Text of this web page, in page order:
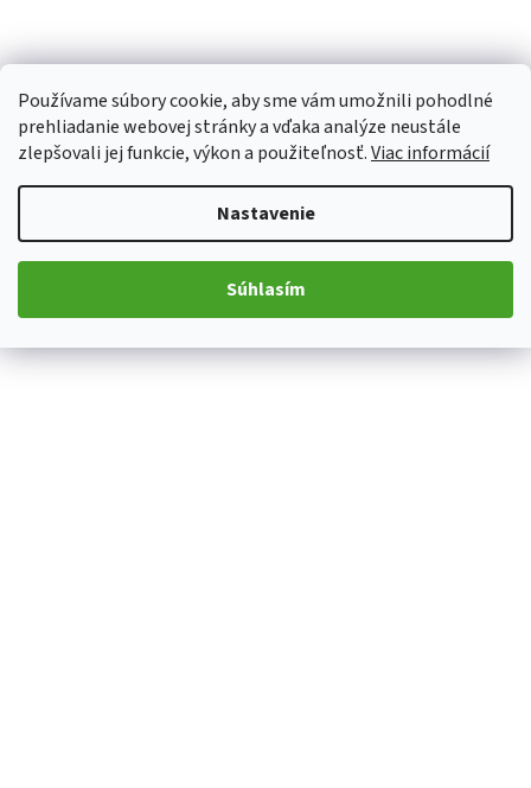
Používame súbory cookie, aby sme vám umožnili pohodlné
prehliadanie webovej stránky a vďaka analýze neustále
zlepšovali jej funkcie, výkon a použiteľnosť.Viac informácií
Nastavenie
Súhlasím